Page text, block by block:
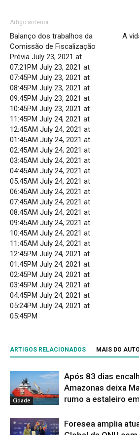
Artigo anterior
Balanço dos trabalhos da
Comissão de Fiscalização
Prévia July 23, 2021 at
07:21PM July 23, 2021 at
07:45PM July 23, 2021 at
08:45PM July 23, 2021 at
09:45PM July 23, 2021 at
10:45PM July 23, 2021 at
11:45PM July 24, 2021 at
12:45AM July 24, 2021 at
01:45AM July 24, 2021 at
02:45AM July 24, 2021 at
03:45AM July 24, 2021 at
04:45AM July 24, 2021 at
05:45AM July 24, 2021 at
06:45AM July 24, 2021 at
07:45AM July 24, 2021 at
08:45AM July 24, 2021 at
09:45AM July 24, 2021 at
10:45AM July 24, 2021 at
11:45AM July 24, 2021 at
12:45PM July 24, 2021 at
01:45PM July 24, 2021 at
02:45PM July 24, 2021 at
03:45PM July 24, 2021 at
04:45PM July 24, 2021 at
05:24PM July 24, 2021 at
05:45PM
A
ARTIGOS RELACIONADOS MAIS DO
Cidade
Após 83 dias
Amazonas deixa
rumo a estaleiro
Foresea amplia